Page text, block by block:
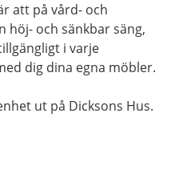
att på vård- och
höj- och sänkbar säng,
i varje
dig dina egna möbler.
ut på Dicksons Hus.